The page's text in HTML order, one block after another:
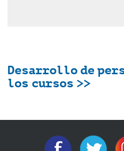
Desarrollo de
los cursos >>